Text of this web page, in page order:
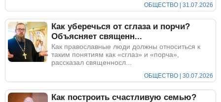
ОБЩЕСТВО | 31.07.2026
Как уберечься от сглаза и порчи?
Объясняет священн...
Как православные люди должны относиться к
таким понятиям как «сглаз» и «порча»,
рассказал священносл...
ОБЩЕСТВО | 30.07.2026
Как построить счастливую семью?